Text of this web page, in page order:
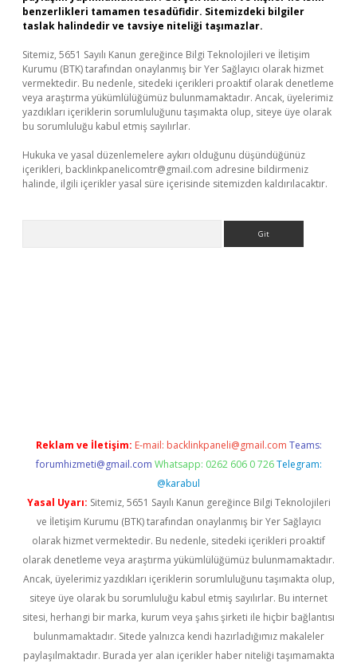
benzerlikleri tamamen tesadüfidir. Sitemizdeki bilgiler
taslak halindedir ve tavsiye niteliği taşımazlar.
Sitemiz, 5651 Sayılı Kanun gereğince Bilgi Teknolojileri ve İletişim
Kurumu (BTK) tarafından onaylanmış bir Yer Sağlayıcı olarak hizmet
vermektedir. Bu nedenle, sitedeki içerikleri proaktif olarak denetleme
veya araştırma yükümlülüğümüz bulunmamaktadır. Ancak, üyelerimiz
yazdıkları içeriklerin sorumluluğunu taşımakta olup, siteye üye olarak
bu sorumluluğu kabul etmiş sayılırlar.
Hukuka ve yasal düzenlemelere aykırı olduğunu düşündüğünüz
içerikleri, backlinkpanelicomtr@gmail.com adresine bildirmeniz
halinde, ilgili içerikler yasal süre içerisinde sitemizden kaldırılacaktır.
Reklam ve İletişim: E-mail: backlinkpaneli@gmail.com Teams:
forumhizmeti@gmail.com Whatsapp: 0262 606 0 726 Telegram:
@karabul
Yasal Uyarı: Sitemiz, 5651 Sayılı Kanun gereğince Bilgi Teknolojileri
ve İletişim Kurumu (BTK) tarafından onaylanmış bir Yer Sağlayıcı
olarak hizmet vermektedir. Bu nedenle, sitedeki içerikleri proaktif
olarak denetleme veya araştırma yükümlülüğümüz bulunmamaktadır.
Ancak, üyelerimiz yazdıkları içeriklerin sorumluluğunu taşımakta olup,
siteye üye olarak bu sorumluluğu kabul etmiş sayılırlar. Bu internet
sitesi, herhangi bir marka, kurum veya şahıs şirketi ile hiçbir bağlantısı
bulunmamaktadır. Sitede yalnızca kendi hazırladığımız makaleler
paylaşılmaktadır. Burada yer alan içerikler haber niteliği taşımamakta